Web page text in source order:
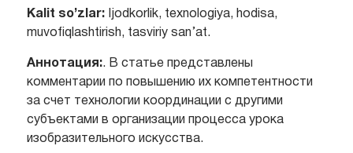
Kalit so’zlar:
Ijodkorlik, texnologiya, hodisa,
muvofiqlashtirish, tasviriy san’at.
Аннотация:. В статье представлены
комментарии по повышению их компетентности
за счет технологии координации с другими
субъектами в организации процесса урока
изобразительного искусства.